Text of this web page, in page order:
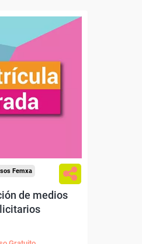
Femxa
de medios